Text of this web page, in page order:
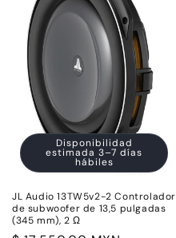
Disponibilidad
estimada 3–7 días
hábiles
JL Audio 13TW5v2-2 Controlador
de subwoofer de 13,5 pulgadas
(345 mm), 2 Ω